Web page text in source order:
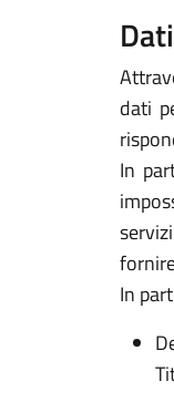
dati
In
In